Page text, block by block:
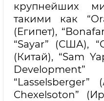
крупнейших
такими как
(Египет),
“Sayar” (США),
(Китай), “Sam
“Lasselsberger”
Chexelsoton”